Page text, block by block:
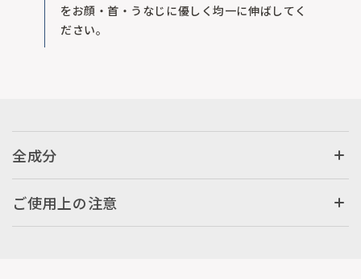
をお顔・首・うなじに優しく均一に伸ばしてく
ださい。
全成分
ご使用上の注意